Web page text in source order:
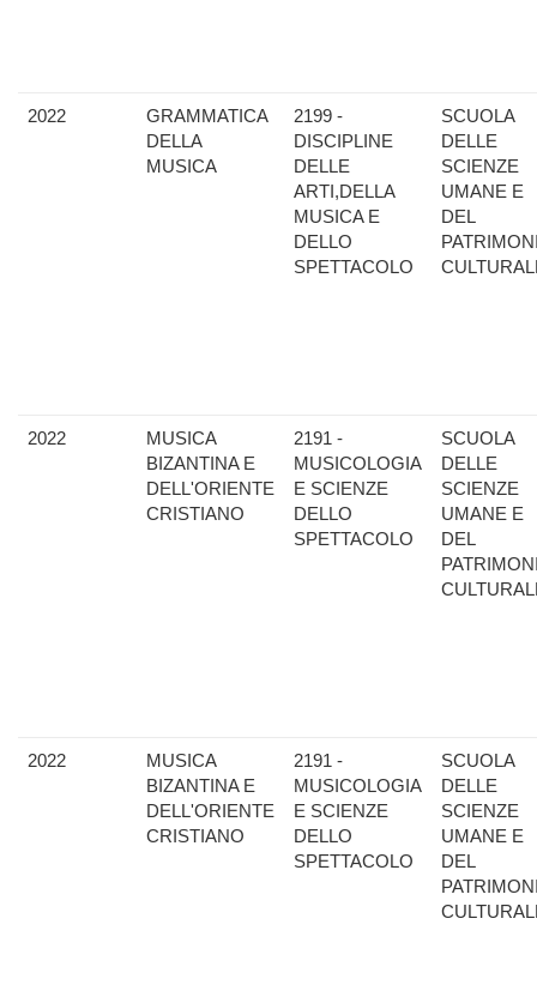
2022
GRAMMATICA
DELLA
MUSICA
2199 -
DISCIPLINE
DELLE
ARTI,DELLA
MUSICA E
DELLO
SPETTACOLO
SCUOLA
DELLE
SCIENZE
UMANE E
DEL
2022
MUSICA
BIZANTINA E
DELL'ORIENTE
CRISTIANO
2191 -
MUSICOLOGIA
E SCIENZE
DELLO
SPETTACOLO
SCUOLA
DELLE
SCIENZE
UMANE E
DEL
2022
MUSICA
BIZANTINA E
DELL'ORIENTE
CRISTIANO
2191 -
MUSICOLOGIA
E SCIENZE
DELLO
SPETTACOLO
SCUOLA
DELLE
SCIENZE
UMANE E
DEL